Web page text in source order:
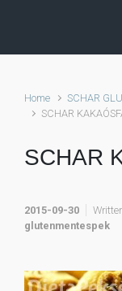
Home
SCHAR
SCHAR
SCHAR
2015-09-30
glutenmentespek